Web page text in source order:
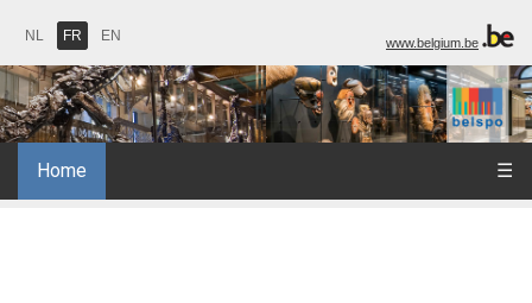
NL FR EN www.belgium.be
Home ☰